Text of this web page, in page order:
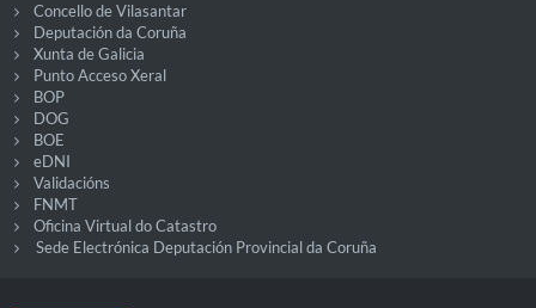
Concello de Vilasantar
Deputación da Coruña
Xunta de Galicia
Punto Acceso Xeral
BOP
DOG
BOE
eDNI
Validacións
FNMT
Oficina Virtual do Catastro
Sede Electrónica Deputación Provincial da Coruña